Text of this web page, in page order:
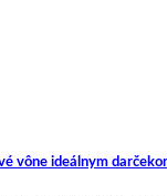
vône ideálnym